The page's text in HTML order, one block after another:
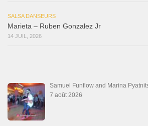
SALSA DANSEURS
Marieta – Ruben Gonzalez Jr
14 JUIL, 2026
Samuel Funflow and Marina
7 août 2026